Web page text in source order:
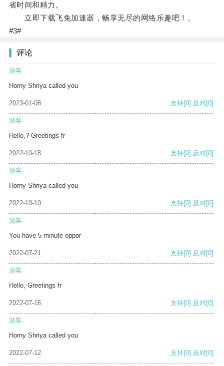
省时间和精力。
立即下载飞兔加速器，畅享无尽的网络乐趣吧！。
#3#
评论
游客
Horny Shriya called you
2023-01-08 支持[0] 反对[0]
游客
Hello,? Greetings fr
2022-10-18 支持[0] 反对[0]
游客
Horny Shriya called you
2022-10-10 支持[0] 反对[0]
游客
You have 5 minute oppor
2022-07-21 支持[0] 反对[0]
游客
Hello, Greetings fr
2022-07-16 支持[0] 反对[0]
游客
Horny Shriya called you
2022-07-12 支持[0] 反对[0]